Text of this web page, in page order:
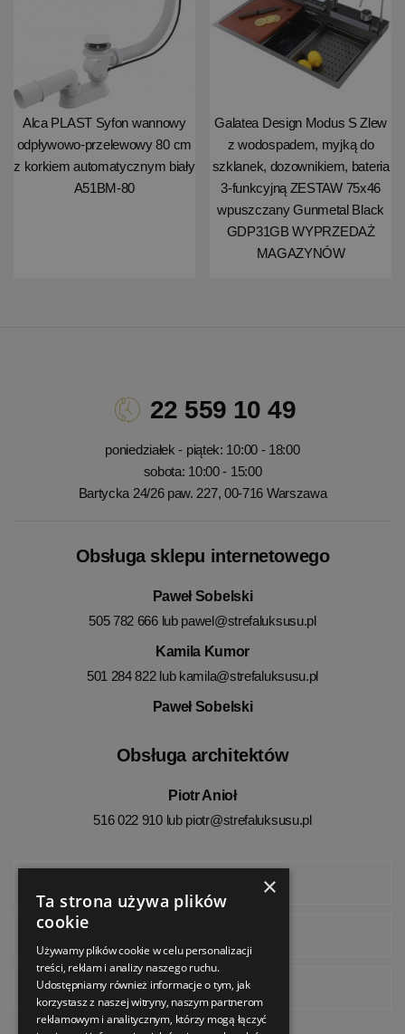
Alca PLAST Syfon wannowy
odpływowo-przelewowy 80 cm
z korkiem automatycznym biały
A51BM-80
Galatea Design Modus S Zlew
z wodospadem, myjką do
szklanek, dozownikiem, bateria
3-funkcyjną ZESTAW 75x46
wpuszczany Gunmetal Black
GDP31GB WYPRZEDAŻ
MAGAZYNÓW
22 559 10 49
poniedziałek - piątek: 10:00 - 18:00
sobota: 10:00 - 15:00
Bartycka 24/26 paw. 227, 00-716 Warszawa
Obsługa sklepu internetowego
Paweł Sobelski
505 782 666 lub pawel@strefaluksusu.pl
Kamila Kumor
501 284 822 lub kamila@strefaluksusu.pl
Paweł Sobelski
Obsługa architektów
Piotr Anioł
516 022 910 lub piotr@strefaluksusu.pl
Pinterest
×
Ta strona używa plików
cookie
Używamy plików cookie w celu personalizacji
treści, reklam i analizy naszego ruchu.
Udostępniamy również informacje o tym, jak
korzystasz z naszej witryny, naszym partnerom
reklamowym i analitycznym, którzy mogą łączyć